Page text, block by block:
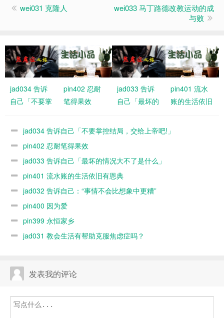
wei031 克隆人
wei033 马丁路德改教运动的成
与败
jad034 告诉
自己「不要掌
上帝吧!」
pin402 忍耐
笔得果效
jad033 告诉
自己「最坏的
什么」
pin401 流水
账的生活依旧
jad034 告诉自己「不要掌控结局，交给上帝吧!」
pin402 忍耐笔得果效
jad033 告诉自己「最坏的情况大不了是什么」
pin401 流水账的生活依旧有恩典
jad032 告诉自己：“事情不会比想象中更糟”
pin400 因为爱
pin399 永恒家乡
jad031 教会生活有帮助克服焦虑症吗？
发表我的评论